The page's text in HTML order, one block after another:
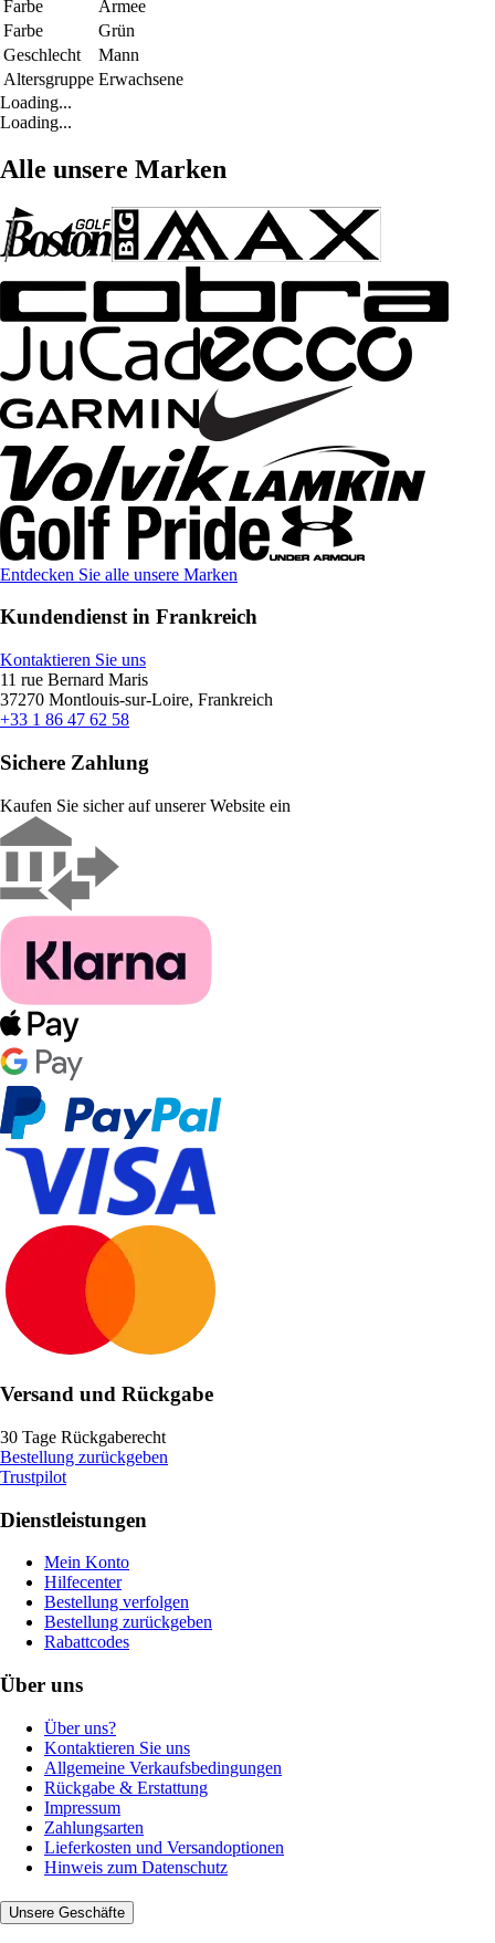
Farbe
Armee
Farbe
Grün
Geschlecht
Mann
Altersgruppe Erwachsene
Loading...
Loading...
Alle unsere Marken
Entdecken Sie alle unsere Marken
Kundendienst in Frankreich
Kontaktieren Sie uns
11 rue Bernard Maris
37270 Montlouis-sur-Loire, Frankreich
+33 1 86 47 62 58
Sichere Zahlung
Kaufen Sie sicher auf unserer Website ein
Versand und Rückgabe
30 Tage Rückgaberecht
Bestellung zurückgeben
Trustpilot
Dienstleistungen
Mein Konto
Hilfecenter
Bestellung verfolgen
Bestellung zurückgeben
Rabattcodes
Über uns
Über uns?
Kontaktieren Sie uns
Allgemeine Verkaufsbedingungen
Rückgabe & Erstattung
Impressum
Zahlungsarten
Lieferkosten und Versandoptionen
Hinweis zum Datenschutz
Unsere Geschäfte